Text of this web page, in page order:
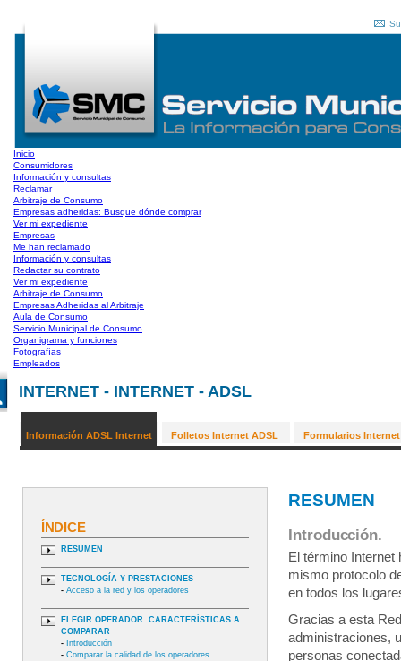
Inicio
Consumidores
Información y consultas
Reclamar
Arbitraje de Consumo
Empresas adheridas: Busque dónde comprar
Ver mi expediente
Empresas
Me han reclamado
Información y consultas
Redactar su contrato
Ver mi expediente
Arbitraje de Consumo
Empresas Adheridas al Arbitraje
Aula de Consumo
Servicio Municipal de Consumo
Organigrama y funciones
Fotografías
Empleados
INTERNET - INTERNET - ADSL
Información ADSL Internet Folletos Internet ADSL Formularios Internet
ÍNDICE
RESUMEN
TECNOLOGÍA Y PRESTACIONES
- Acceso a la red y los operadores
ELEGIR OPERADOR. CARACTERÍSTICAS A
COMPARAR
- Introducción
- Comparar la calidad de los operadores
RESUMEN
Introducción.
El término
mismo protocolo
en todos los
Gracias a esta
administraciones,
personas